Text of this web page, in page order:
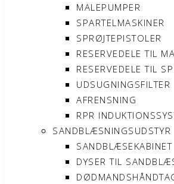
MALEPUMPER
SPARTELMASKINER
SPRØJTEPISTOLER
RESERVEDELE TIL
RESERVEDELE TIL
UDSUGNINGSFILTER
AFRENSNING
RPR
SANDBLÆSNINGSUDSTYR
SANDBLÆSEKABINET
DYSER TIL